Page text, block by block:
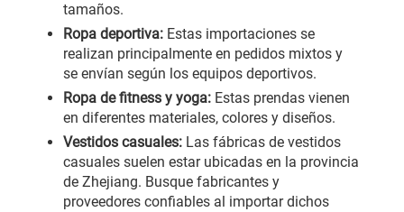
tamaños.
Ropa deportiva: Estas importaciones se
realizan principalmente en pedidos mixtos y
se envían según los equipos deportivos.
Ropa de fitness y yoga: Estas prendas vienen
en diferentes materiales, colores y diseños.
Vestidos casuales: Las fábricas de vestidos
casuales suelen estar ubicadas en la provincia
de Zhejiang. Busque fabricantes y
proveedores confiables al importar dichos